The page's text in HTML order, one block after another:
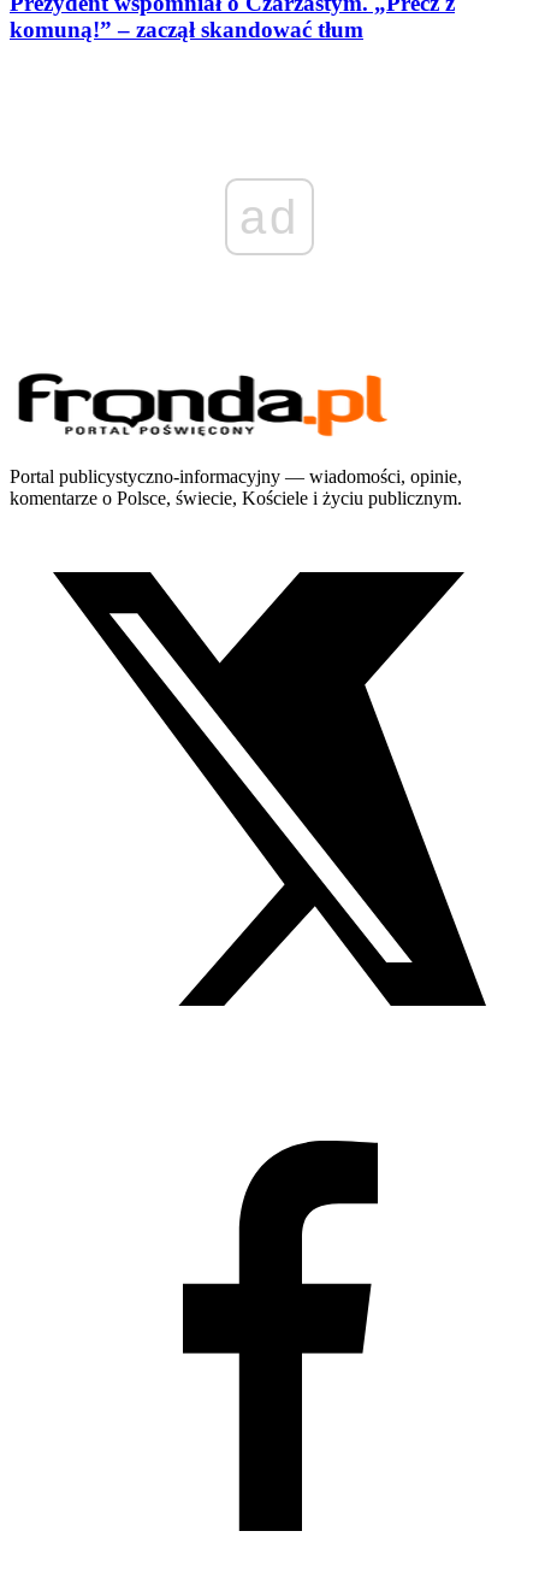
komuną!” – zaczął skandować tłum
ad
Portal publicystyczno-informacyjny — wiadomości, opinie,
komentarze o Polsce, świecie, Kościele i życiu publicznym.